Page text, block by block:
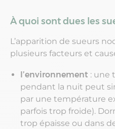
À quoi sont dues les
L’apparition de sueurs
plusieurs facteurs et
l’environnement : une
pendant la nuit peut
par une température
parfois trop froide).
trop épaisse ou dans